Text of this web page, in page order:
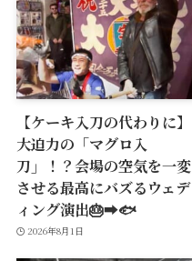
【ケーキ入刀の代わりに】
大迫力の「マグロ入
刀」！？会場の空気を一変
させる最高にバズるウェデ
ィング演出🎂➡️🐟
2026年8月1日